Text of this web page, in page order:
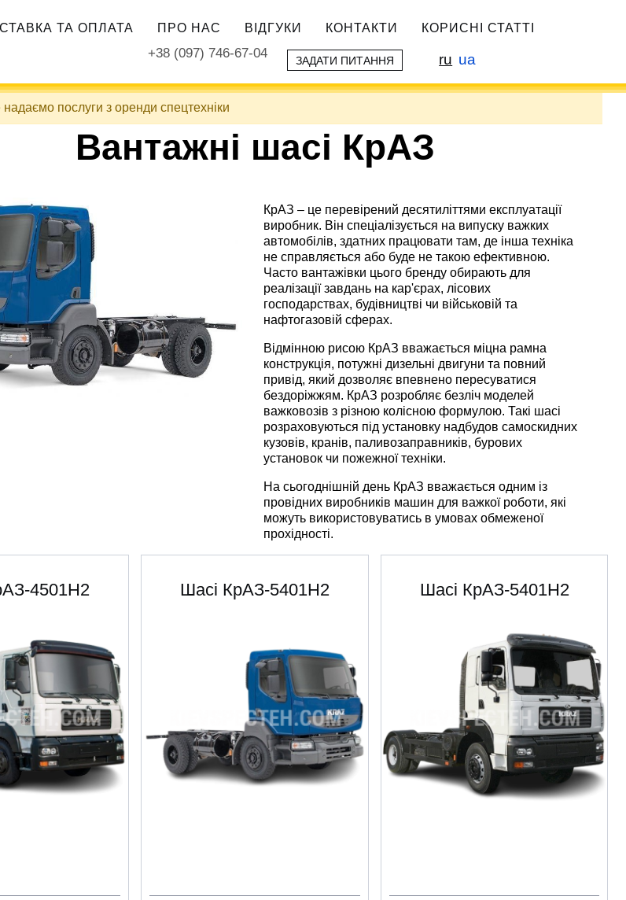
ТА ОПЛАТА ПРО НАС ВІДГУКИ КОНТАКТИ КОРИСНІ СТАТТІ
+38 (097) 746-67-04 ЗАДАТИ ПИТАННЯ ru ua
послуги з оренди спецтехніки
Вантажні шасі КрАЗ
КрАЗ – це перевірений десятиліттями експлуатації
виробник. Він спеціалізується на випуску важких
автомобілів, здатних працювати там, де інша техніка
не справляється або буде не такою ефективною.
Часто вантажівки цього бренду обирають для
реалізації завдань на кар'єрах, лісових
господарствах, будівництві чи військовій та
нафтогазовій сферах.
Відмінною рисою КрАЗ вважається міцна рамна
конструкція, потужні дизельні двигуни та повний
привід, який дозволяє впевнено пересуватися
бездоріжжям. КрАЗ розробляє безліч моделей
важковозів з різною колісною формулою. Такі шасі
розраховуються під установку надбудов самоскидних
кузовів, кранів, паливозаправників, бурових
установок чи пожежної техніки.
На сьогоднішній день КрАЗ вважається одним із
провідних виробників машин для важкої роботи, які
можуть використовуватись в умовах обмеженої
прохідності.
4501H2 Шасі КрАЗ-5401Н2 Шасі КрАЗ-5401Н2